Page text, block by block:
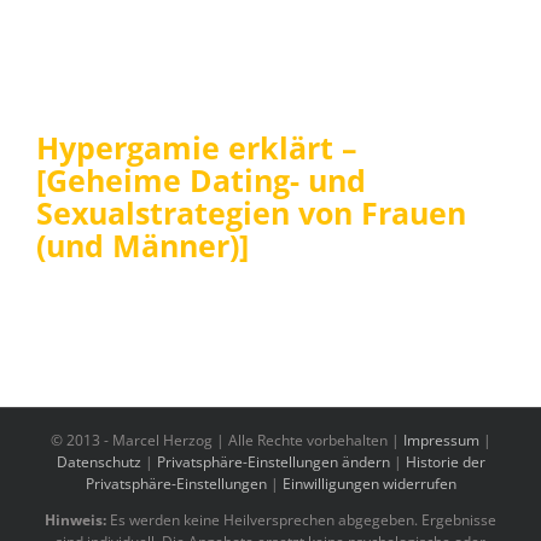
Hypergamie erklärt –
[Geheime Dating- und
Sexualstrategien von Frauen
(und Männer)]
© 2013 - Marcel Herzog | Alle Rechte vorbehalten | Impressum |
Datenschutz | Privatsphäre-Einstellungen ändern| Historie der
Privatsphäre-Einstellungen| Einwilligungen widerrufen
Hinweis: Es werden keine Heilversprechen abgegeben. Ergebnisse